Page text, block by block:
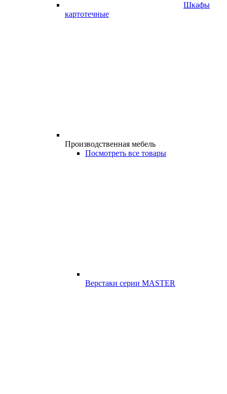
Шкафы
картотечные
Производственная мебель
Посмотреть все товары
Верстаки серии MASTER